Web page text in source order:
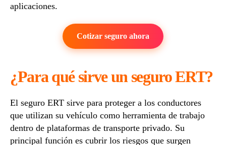
aplicaciones.
Cotizar seguro ahora
¿Para qué sirve un seguro ERT?
El seguro ERT sirve para proteger a los conductores
que utilizan su vehículo como herramienta de trabajo
dentro de plataformas de transporte privado. Su
principal función es cubrir los riesgos que surgen